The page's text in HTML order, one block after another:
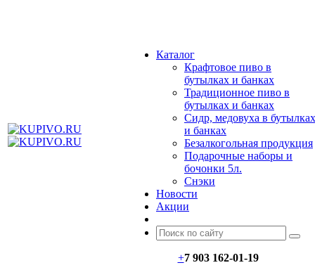
Каталог
Крафтовое пиво в
бутылках и банках
Традиционное пиво в
бутылках и банках
Сидр, медовуха в бутылках
и банках
Безалкогольная продукция
Подарочные наборы и
бочонки 5л.
Снэки
Новости
Акции
+7 903 162-01-19